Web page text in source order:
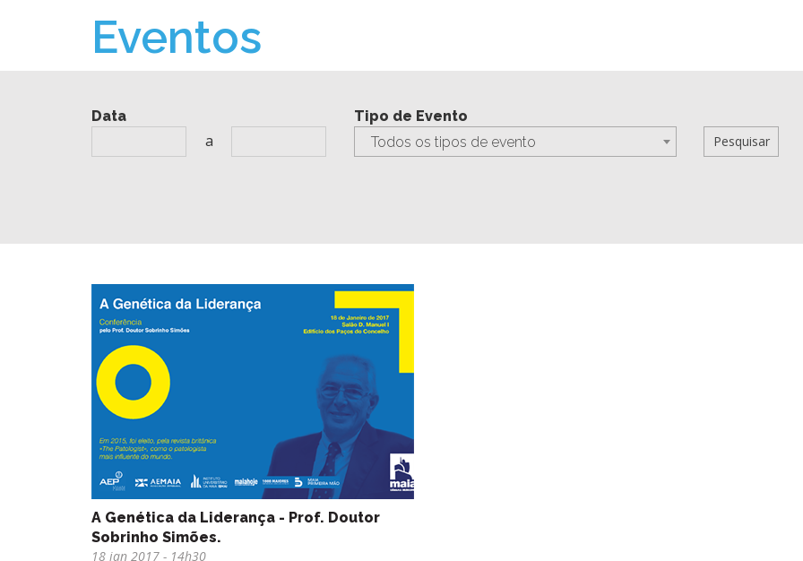
Eventos
Data
a
Tipo de Evento
Todos os tipos de evento
A Genética da Liderança - Prof. Doutor
Sobrinho Simões.
18 jan 2017 - 14h30